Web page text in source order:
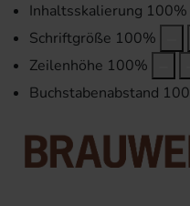
Inhaltsskalierung 100%
Schriftgröße 100%
Zeilenhöhe 100%
Buchstabenabstand 100